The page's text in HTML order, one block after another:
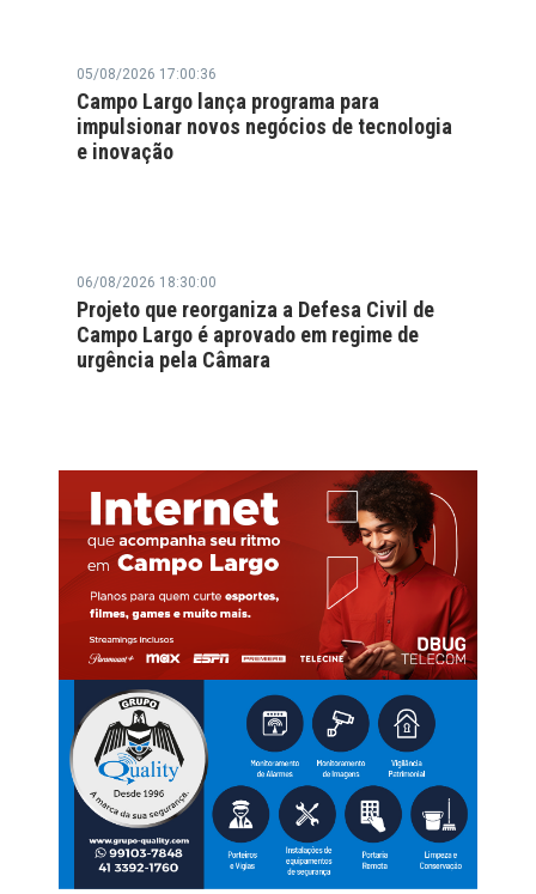
05/08/2026 17:00:36
Campo Largo lança programa para
impulsionar novos negócios de tecnologia
e inovação
06/08/2026 18:30:00
Projeto que reorganiza a Defesa Civil de
Campo Largo é aprovado em regime de
urgência pela Câmara